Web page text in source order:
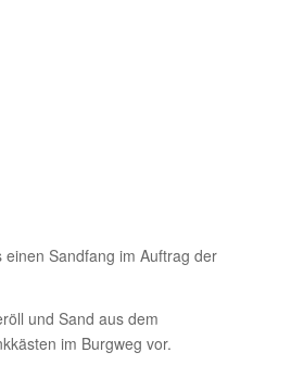
Sandfang im Auftrag der
und Sand aus dem
im Burgweg vor.